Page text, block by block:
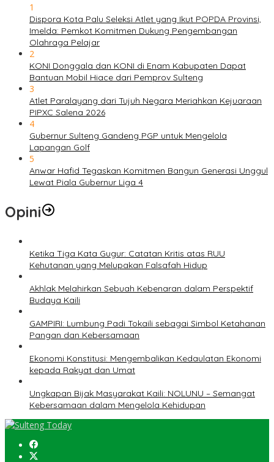
1
Dispora Kota Palu Seleksi Atlet yang Ikut POPDA Provinsi,
Imelda: Pemkot Komitmen Dukung Pengembangan
Olahraga Pelajar
2
KONI Donggala dan KONI di Enam Kabupaten Dapat
Bantuan Mobil Hiace dari Pemprov Sulteng
3
Atlet Paralayang dari Tujuh Negara Meriahkan Kejuaraan
PIPXC Salena 2026
4
Gubernur Sulteng Gandeng PGP untuk Mengelola
Lapangan Golf
5
Anwar Hafid Tegaskan Komitmen Bangun Generasi Unggul
Lewat Piala Gubernur Liga 4
Opini
Ketika Tiga Kata Gugur: Catatan Kritis atas RUU
Kehutanan yang Melupakan Falsafah Hidup
Akhlak Melahirkan Sebuah Kebenaran dalam Perspektif
Budaya Kaili
GAMPIRI: Lumbung Padi Tokaili sebagai Simbol Ketahanan
Pangan dan Kebersamaan
Ekonomi Konstitusi: Mengembalikan Kedaulatan Ekonomi
kepada Rakyat dan Umat
Ungkapan Bijak Masyarakat Kaili: NOLUNU – Semangat
Kebersamaan dalam Mengelola Kehidupan